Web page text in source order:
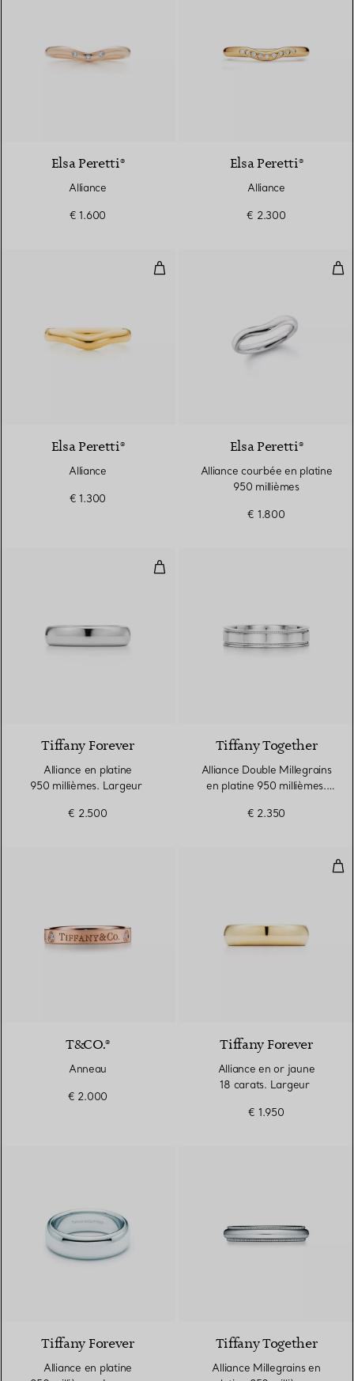
Elsa Peretti®
Alliance
€ 1.600
Elsa Peretti®
Alliance
€ 2.300
Alliance
Elsa Peretti®
Alliance
€ 1.300
Elsa Peretti®
Alliance courbée en platine
950 millièmes
€ 1.800
Alliance en platine 950
Tiffany Forever
Alliance en platine
950 millièmes. Largeur
€ 2.500
Tiffany Together
Alliance Double Millegrains
en platine 950 millièmes.
€ 2.350
T&CO.®
Anneau
€ 2.000
Tiffany Forever
Alliance en or jaune
18 carats. Largeur
€ 1.950
Tiffany Forever
Alliance en platine
Tiffany Together
Alliance Millegrains en